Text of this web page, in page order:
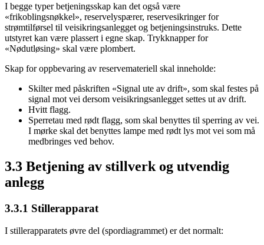
I begge typer betjeningsskap kan det også være
«frikoblingsnøkkel», reservelyspærer, reservesikringer for
strømtilførsel til veisikringsanlegget og betjeningsinstruks. Dette
utstyret kan være plassert i egne skap. Trykknapper for
«Nødutløsing» skal være plombert.
Skap for oppbevaring av reservemateriell skal inneholde:
Skilter med påskriften «Signal ute av drift», som skal festes på
signal mot vei dersom veisikringsanlegget settes ut av drift.
Hvitt flagg.
Sperretau med rødt flagg, som skal benyttes til sperring av vei.
I mørke skal det benyttes lampe med rødt lys mot vei som må
medbringes ved behov.
3.3 Betjening av stillverk og utvendig
anlegg
3.3.1 Stillerapparat
I stillerapparatets øvre del (spordiagrammet) er det normalt: